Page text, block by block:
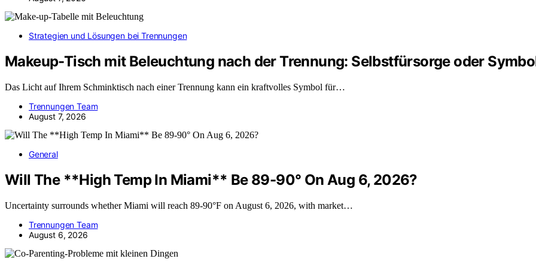
Strategien und Lösungen bei Trennungen
Makeup-Tisch mit Beleuchtung nach der Trennung: Selbstfürsorge oder
Das Licht auf Ihrem Schminktisch nach einer Trennung kann ein kraftvolles Symbol für…
Trennungen Team
August 7, 2026
General
Will The **High Temp In Miami** Be 89-90° On Aug 6, 2026?
Uncertainty surrounds whether Miami will reach 89-90°F on August 6, 2026, with market…
Trennungen Team
August 6, 2026